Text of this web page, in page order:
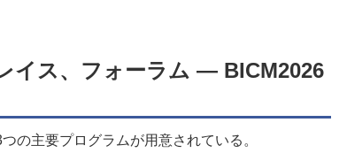
イス、フォーラム ― BICM2026
の主要プログラムが用意されている。